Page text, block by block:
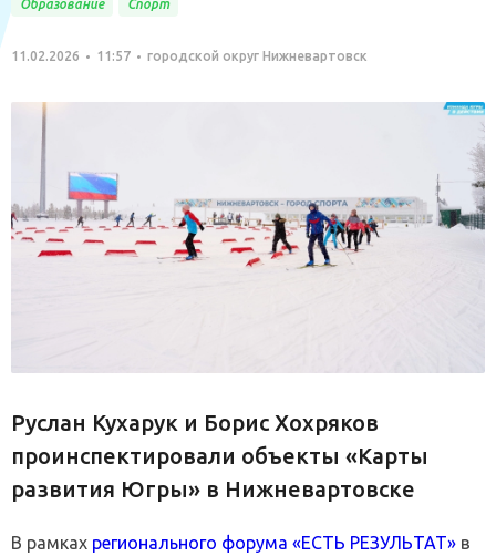
Образование Спорт
11.02.2026 11:57 городской округ Нижневартовск
Руслан Кухарук и Борис Хохряков
проинспектировали объекты «Карты
развития Югры» в Нижневартовске
В рамках регионального форума «ЕСТЬ РЕЗУЛЬТАТ» в